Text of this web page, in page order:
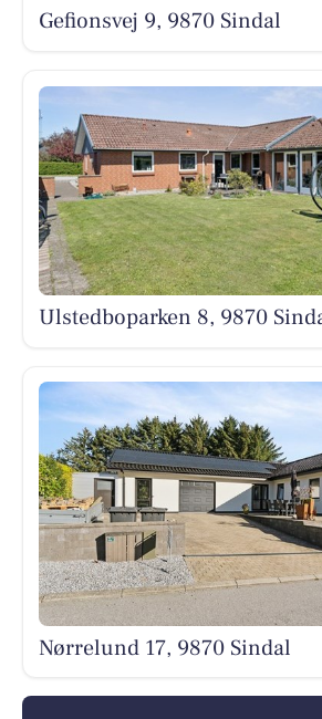
Gefionsvej 9, 9870 Sindal
Ulstedboparken 8, 9870
Nørrelund 17, 9870 Sindal